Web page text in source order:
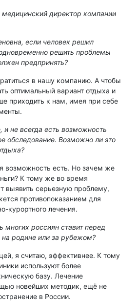
директор компании
если человек решил
решить проблемы
предпринять?
в нашу компанию. А чтобы
оптимальный вариант отдыха и
приходить к нам, имея при себе
не всегда есть возможность
обследование. Возможно ли это
возможность есть. Но зачем же
К тому же во время
выявить серьезную проблему,
противопоказанием для
курортного лечения.
многих россиян ставит перед
родине или за рубежом?
я считаю, эффективнее. К тому
используют более
базу. Лечение
новейших методик, ещё не
в России.